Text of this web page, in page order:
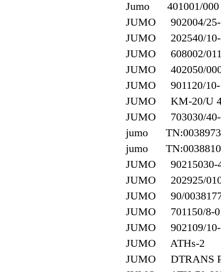
Jumo 401001/000
JUMO 902004/25-
JUMO 202540/10-
JUMO 608002/
JUMO 402050/
JUMO 901120/10-
JUMO KM-20/U
JUMO 703030/40-
jumo
jumo
JUMO 90215030-
JUMO 202925/
JUMO 90/
JUMO 701150/8-
JUMO 902109/10-
JUMO ATHs-2
JUMO DTRANS